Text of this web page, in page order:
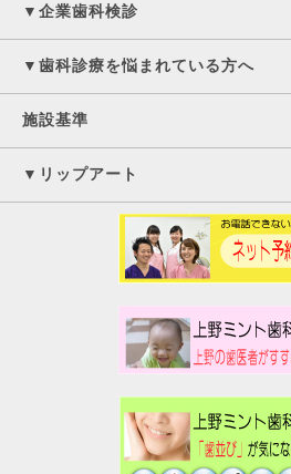
▼企業歯科検診
▼歯科診療を悩まれている方へ
施設基準
▼リップアート